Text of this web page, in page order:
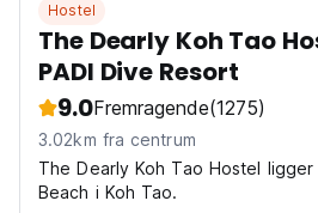
Hostel
The Dearly Koh Tao
PADI Dive Resort
9.0Fremragende(1275)
3.02km fra centrum
The Dearly Koh Tao Hostel ligger
Beach i Koh Tao.